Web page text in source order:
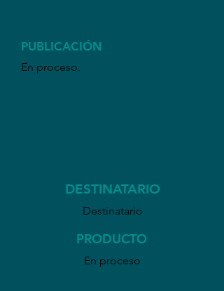
PUBLICACIÓN
En proceso.
DESTINATARIO
Destinatario
PRODUCTO
En proceso